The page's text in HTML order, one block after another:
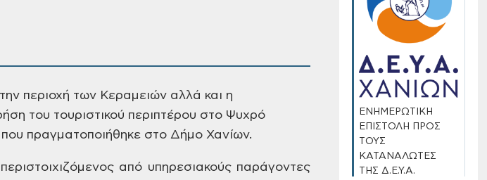
περιοχή των Κεραμειών αλλά και η
του τουριστικού περιπτέρου στο Ψυχρό
πραγματοποιήθηκε στο Δήμο Χανίων.
περιστοιχιζόμενος από υπηρεσιακούςπαράγοντες
ΕΝΗΜΕΡΩΤΙΚΗ
ΕΠΙΣΤΟΛΗ ΠΡΟΣ
ΤΟΥΣ
ΚΑΤΑΝΑΛΩΤΕΣ
ΤΗΣ Δ.Ε.Υ.Α.